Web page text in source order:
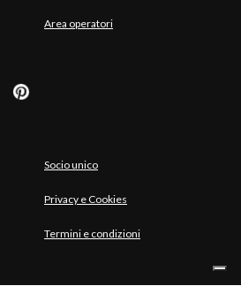
Area operatori
Socio unico
Privacy e Cookies
Termini e condizioni